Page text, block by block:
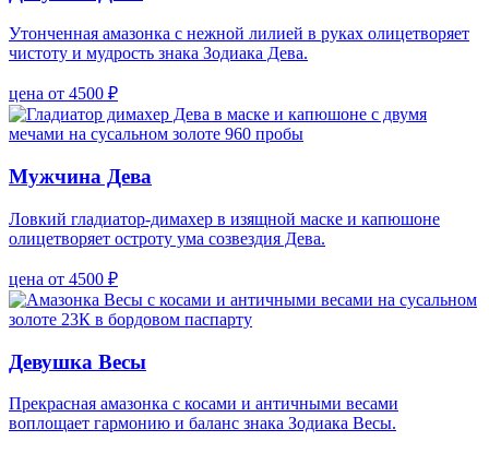
Утонченная амазонка с нежной лилией в руках олицетворяет
чистоту и мудрость знака Зодиака Дева.
цена от 4500 ₽
Мужчина Дева
Ловкий гладиатор-димахер в изящной маске и капюшоне
олицетворяет остроту ума созвездия Дева.
цена от 4500 ₽
Девушка Весы
Прекрасная амазонка с косами и античными весами
воплощает гармонию и баланс знака Зодиака Весы.